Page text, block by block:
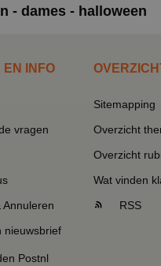
- dames - halloween
EN INFO
vragen
Annuleren
nieuwsbrief
Postnl
Sitemapping
Overzicht
Overzicht
Wat vinden
RSS